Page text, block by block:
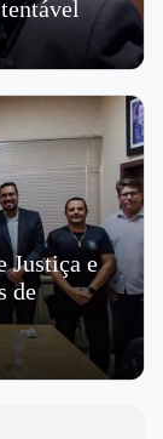
Justiça e
de